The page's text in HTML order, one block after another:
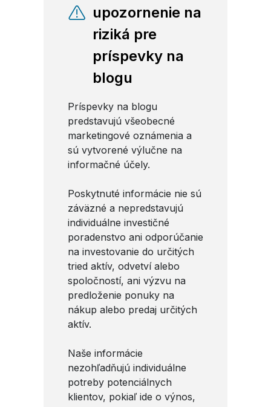
upozornenie na
riziká pre
príspevky na
blogu
Príspevky na blogu
predstavujú všeobecné
marketingové oznámenia a
sú vytvorené výlučne na
informačné účely.
Poskytnuté informácie nie sú
záväzné a nepredstavujú
individuálne investičné
poradenstvo ani odporúčanie
na investovanie do určitých
tried aktív, odvetví alebo
spoločností, ani výzvu na
predloženie ponuky na
nákup alebo predaj určitých
aktív.
Naše informácie
nezohľadňujú individuálne
potreby potenciálnych
klientov, pokiaľ ide o výnos,